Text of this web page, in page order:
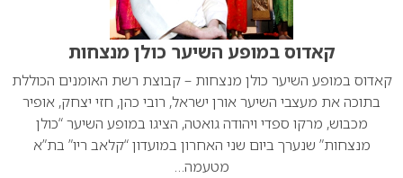
קאדוס במופע השיער כולן מנצחות
קאדוס במופע השיער כולן מנצחות – קבוצת רשת האומנים הכוללת
בתוכה את מעצבי השיער אורן ישראל, רובי כהן, חזי יצחק, אופיר
מכבוש, מרקו ספדי ויהודה גואטה, הציגו במופע השיער “כולן
מנצחות” שנערך ביום שני האחרון במועדון “קלאב ריו” בת”א
מטעמה…